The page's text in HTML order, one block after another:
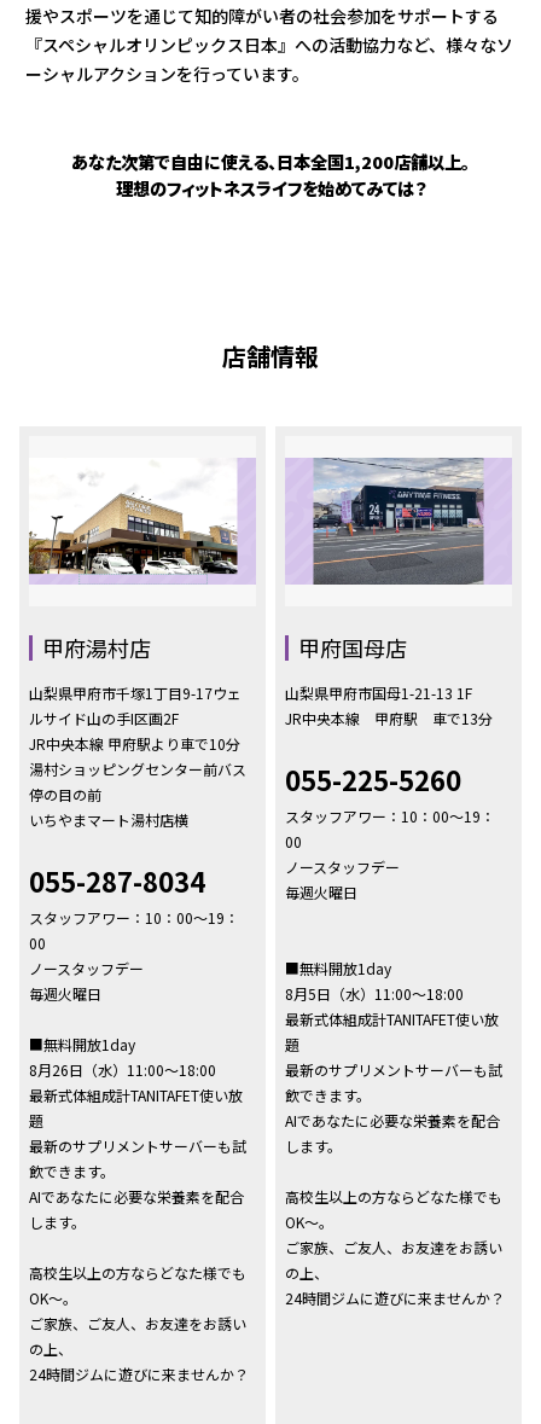
援やスポーツを通じて知的障がい者の社会参加をサポートする
『スペシャルオリンピックス日本』への活動協力など、様々なソ
ーシャルアクションを行っています。
あなた次第で自由に使える、日本全国1,200店舗以上。
理想のフィットネスライフを始めてみては？
店舗情報
甲府湯村店
山梨県甲府市千塚1丁目9-17ウェ
ルサイド山の手I区画2F
JR中央本線 甲府駅より車で10分
湯村ショッピングセンター前バス
停の目の前
いちやまマート湯村店横
055-287-8034
スタッフアワー：10：00～19：
00
ノースタッフデー
毎週火曜日
■無料開放1day
8月26日（水）11:00～18:00
最新式体組成計TANITAFET使い放
題
最新のサプリメントサーバーも試
飲できます。
AIであなたに必要な栄養素を配合
します。
高校生以上の方ならどなた様でも
OK～。
ご家族、ご友人、お友達をお誘い
の上、
24時間ジムに遊びに来ませんか？
甲府国母店
山梨県甲府市国母1-21-13 1F
JR中央本線 甲府駅 車で13分
055-225-5260
スタッフアワー：10：00～19：
00
ノースタッフデー
毎週火曜日
■無料開放1day
8月5日（水）11:00～18:00
最新式体組成計TANITAFET使い放
題
最新のサプリメントサーバーも試
飲できます。
AIであなたに必要な栄養素を配合
します。
高校生以上の方ならどなた様でも
OK～。
ご家族、ご友人、お友達をお誘い
の上、
24時間ジムに遊びに来ませんか？